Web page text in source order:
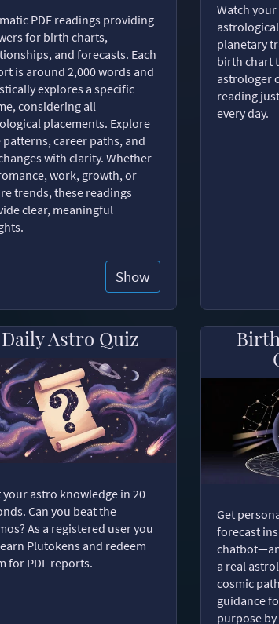
PDF readings providing
for birth charts,
and forecasts. Each
is around 2,000 words and
explores a specific
considering all
placements. Explore
patterns, career paths, and
with clarity. Whether
work, growth, or
trends, these readings
clear, meaningful
Show
Watch
planetary
birth chart
astrologer
reading
every day.
Daily Astro Quiz
your astro knowledge in 20
Can you beat the
As a registered user you
Plutokens and redeem
for PDF reports.
Get
forecast
a real
cosmic
guidance
purpose